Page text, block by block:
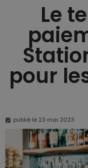
Le
pour
publié le 23 mai 2023